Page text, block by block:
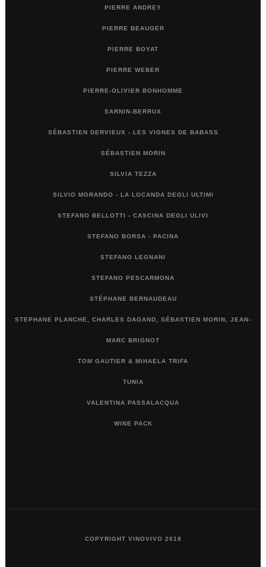
PIERRE ANDREY
PIERRE BEAUGER
PIERRE BOYAT
PIERRE WEBER
PIERRE-OLIVIER BONHOMME
SARNIN-BERRUX
SÉBASTIEN DERVIEUX - LES VIGNES DE BABASS
SÉBASTIEN MORIN
SILVIA TEZZA
SILVIO MORANDO - LA LOCANDA DEGLI ULTIMI
STEFANO BELLOTTI - CASCINA DEGLI ULIVI
STEFANO BORSA - PACINA
STEFANO LEGNANI
STEFANO PESCARMONA
STÉPHANE BERNAUDEAU
STEPHANE PLANCHE, CHARLES DAGAND, SÉBASTIEN MORIN, JEAN-
MARC BRIGNOT
TOM GAUTIER & MIHAELA TRIFA
TUNIA
VALENTINA PASSALACQUA
WINE PACK
COPYRIGHT VINOVIVO 2018